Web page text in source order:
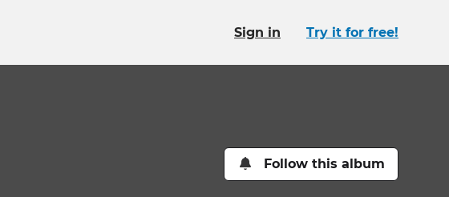
Sign in Try it for free!
Follow this album